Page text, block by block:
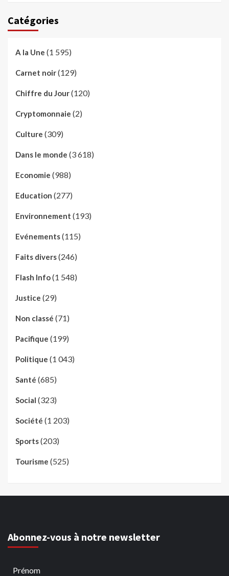
Catégories
A la Une (1 595)
Carnet noir(129)
Chiffre du Jour(120)
Cryptomonnaie (2)
Culture (309)
Dans le monde (3 618)
Economie (988)
Education (277)
Environnement (193)
Evénements(115)
Faits divers(246)
Flash Info(1 548)
Justice (29)
Non classé (71)
Pacifique (199)
Politique (1 043)
Santé (685)
Social (323)
Société (1 203)
Sports(203)
Tourisme (525)
Abonnez-vous à notre newsletter
Prénom